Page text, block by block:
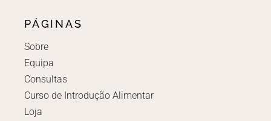
PÁGINAS
Sobre
Equipa
Consultas
Curso de Introdução Alimentar
Loja